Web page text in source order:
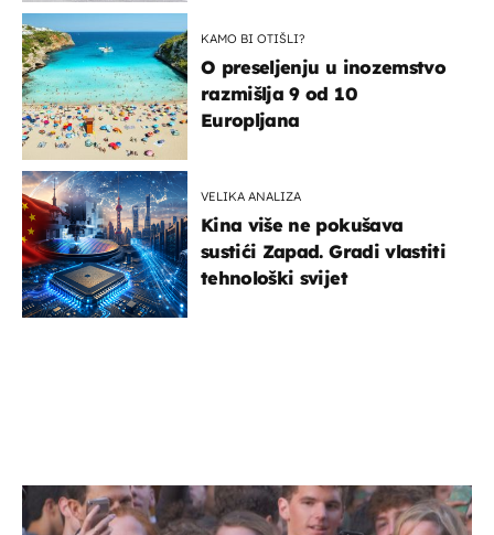
KAMO BI OTIŠLI?
O preseljenju u inozemstvo
razmišlja 9 od 10
Europljana
VELIKA ANALIZA
Kina više ne pokušava
sustići Zapad. Gradi vlastiti
tehnološki svijet